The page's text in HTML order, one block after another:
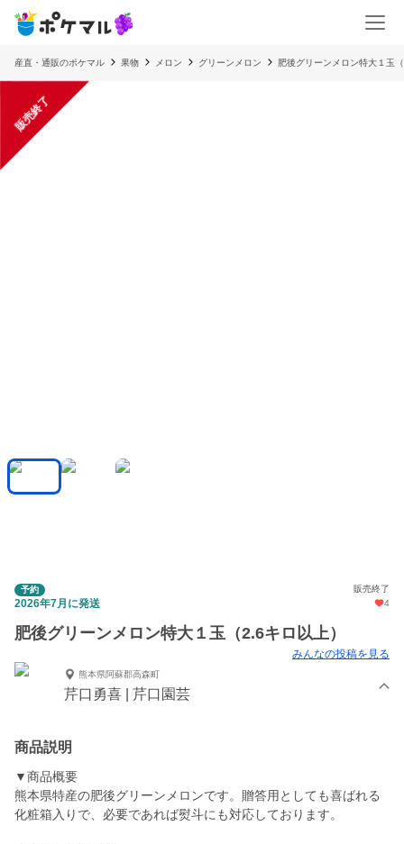
産直・通販のポケマル 果物 メロン グリーンメロン 肥後グリーンメロン特大１玉
販売終了
予約 販売終了
2026年7月に発送 4
肥後グリーンメロン特大１玉（2.6キロ以上）
みんなの投稿を見る
熊本県阿蘇郡高森町
芹口勇喜 | 芹口園芸
商品説明
▼商品概要
熊本県特産の肥後グリーンメロンです。贈答用としても喜ばれる
化粧箱入りで、必要であれば熨斗にも対応しております。